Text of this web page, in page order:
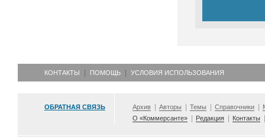
КОНТАКТЫ ПОМОЩЬ УСЛОВИЯ ИСПОЛЬЗОВАНИЯ
ОБРАТНАЯ СВЯЗЬ Архив Авторы Темы Справочники
О «Коммерсанте»
Редакция Контакты